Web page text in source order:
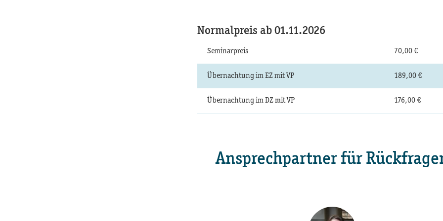
Normalpreis ab 01.11.2026
Seminarpreis 70,00 €
Übernachtung im EZ mit VP 189,00 €
Übernachtung im DZ mit VP 176,00 €
Ansprechpartner für